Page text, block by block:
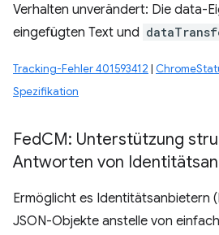
Verhalten unverändert: Die data-
eingefügten Text und
Tracking-Fehler 401593412 |
Spezifikation
FedCM: Unterstützung
Antworten von
Ermöglicht es Identitätsanbietern
JSON-Objekte anstelle von